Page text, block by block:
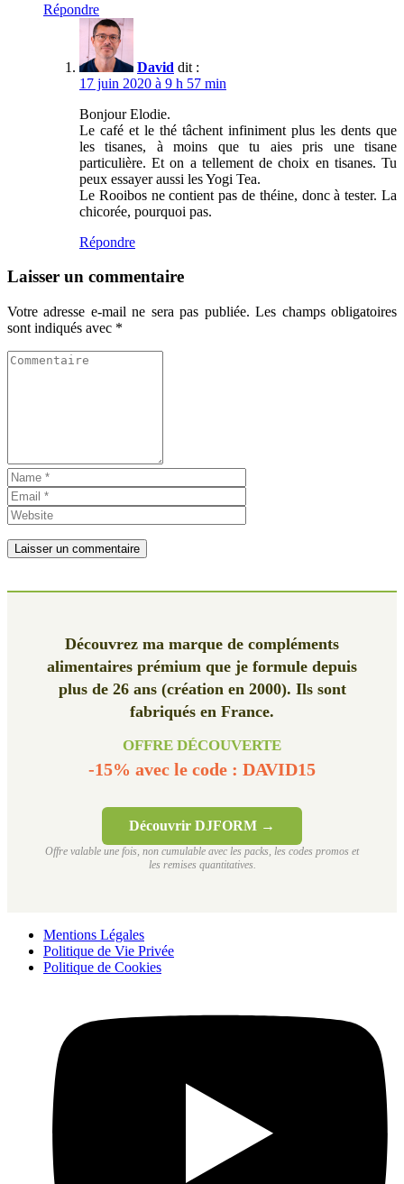
Répondre
David dit :
17 juin 2020 à 9 h 57 min
Bonjour Elodie.
Le café et le thé tâchent infiniment plus les dents que
les tisanes, à moins que tu aies pris une tisane
particulière. Et on a tellement de choix en tisanes. Tu
peux essayer aussi les Yogi Tea.
Le Rooibos ne contient pas de théine, donc à tester. La
chicorée, pourquoi pas.
Répondre
Laisser un commentaire
Votre adresse e-mail ne sera pas publiée. Les champs obligatoires
sont indiqués avec *
Découvrez ma marque de compléments
alimentaires prémium que je formule depuis
plus de 26 ans (création en 2000). Ils sont
fabriqués en France.
OFFRE DÉCOUVERTE
-15% avec le code : DAVID15
Découvrir DJFORM →
Offre valable une fois, non cumulable avec les packs, les codes promos et
les remises quantitatives.
Mentions Légales
Politique de Vie Privée
Politique de Cookies